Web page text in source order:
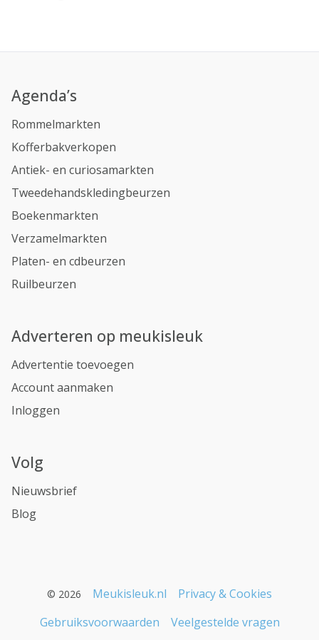
Agenda’s
Rommelmarkten
Kofferbakverkopen
Antiek- en curiosamarkten
Tweedehandskledingbeurzen
Boekenmarkten
Verzamelmarkten
Platen- en cdbeurzen
Ruilbeurzen
Adverteren op meukisleuk
Advertentie toevoegen
Account aanmaken
Inloggen
Volg
Nieuwsbrief
Blog
© 2026 Meukisleuk.nl
Privacy & Cookies
Gebruiksvoorwaarden
Veelgestelde vragen